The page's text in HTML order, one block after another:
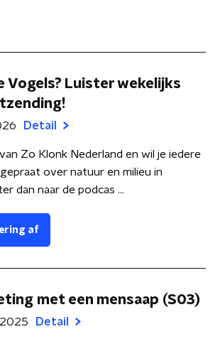
Vogels? Luister wekelijks
Detail
Zo Klonk Nederland en wil je iedere
over natuur en milieu in
dan naar de podcas ...
af
met een mensaap (S03)
Detail